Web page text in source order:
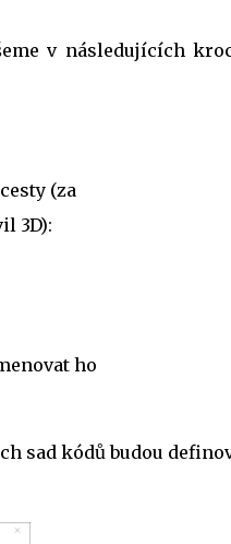
v následujících
(za
3D):
ho
sad kódů budou